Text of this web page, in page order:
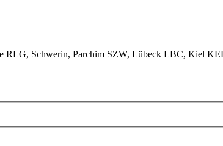
Schwerin, Parchim SZW, Lübeck LBC, Kiel